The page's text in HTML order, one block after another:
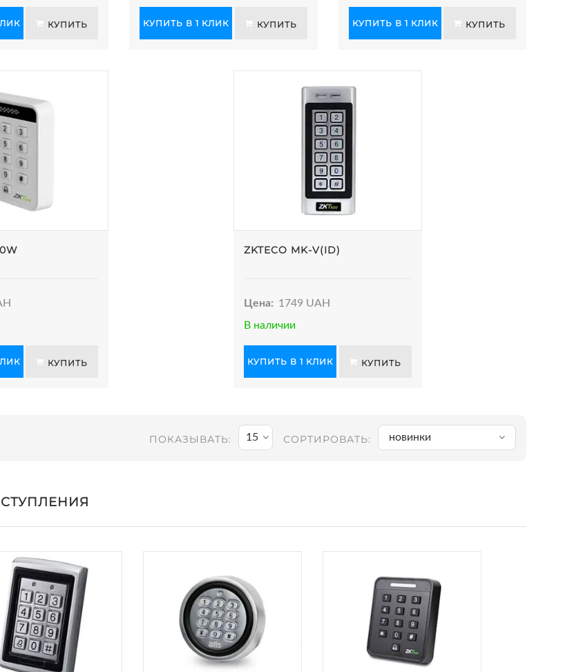
КУПИТЬ КУПИТЬ В 1 КЛИК КУПИТЬ КУПИТЬ В 1 КЛИК КУПИТЬ
КУПИТЬ
ZKTECO MK-V(ID)
Цена: 1749 UAH
В наличии
КУПИТЬ В 1 КЛИК КУПИТЬ
ПОКАЗЫВАТЬ: 15 СОРТИРОВАТЬ: новинки